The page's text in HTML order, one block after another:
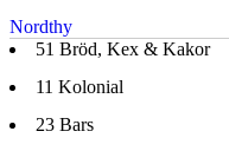
Nordthy
51 Bröd, Kex & Kakor
11 Kolonial
23 Bars